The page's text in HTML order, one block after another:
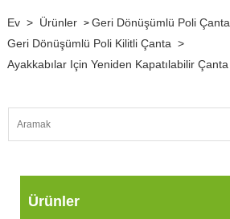
Ev > Ürünler > Geri Dönüşümlü Poli Çanta
Geri Dönüşümlü Poli Kilitli Çanta >
Ayakkabılar Için Yeniden Kapatılabilir Çanta
Ürünler